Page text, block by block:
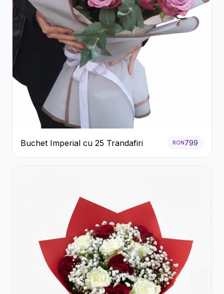
Buchet Imperial cu 25 Trandafiri RON 799